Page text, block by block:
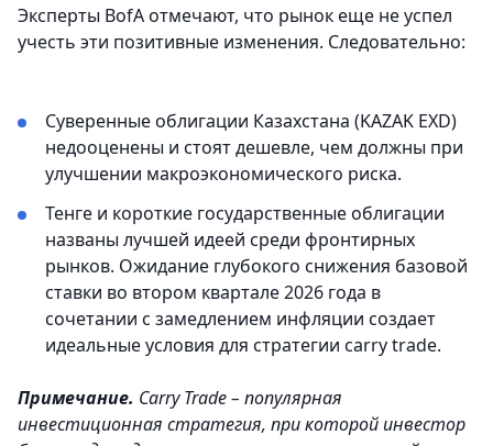
Эксперты BofA отмечают, что рынок еще не успел
учесть эти позитивные изменения. Следовательно:
Суверенные облигации Казахстана (KAZAK EXD)
недооценены и стоят дешевле, чем должны при
улучшении макроэкономического риска.
Тенге и короткие государственные облигации
названы лучшей идеей среди фронтирных
рынков. Ожидание глубокого снижения базовой
ставки во втором квартале 2026 года в
сочетании с замедлением инфляции создает
идеальные условия для стратегии carry trade.
Примечание. Carry Trade – популярная
инвестиционная стратегия, при которой инвестор